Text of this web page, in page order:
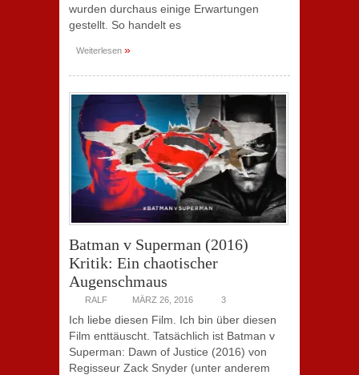
wurden durchaus einige Erwartungen
gestellt. So handelt es
Weiterlesen »
Batman v Superman (2016)
Kritik: Ein chaotischer
Augenschmaus
RALF MÄRZ 26, 2016 3
Ich liebe diesen Film. Ich bin über diesen
Film enttäuscht. Tatsächlich ist Batman v
Superman: Dawn of Justice (2016) von
Regisseur Zack Snyder (unter anderem